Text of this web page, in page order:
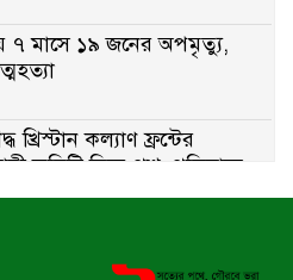
৭ মাসে ১৯ জনের অপমৃত্যু,
খ্রিস্টান কল্যাণ ফ্রন্টের
কমিটি নিয়ে প্রশ্ন, প্রতিবাদে
মামলার প্রধান আসামি ঢাকায়